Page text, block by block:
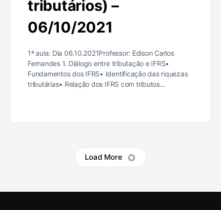
tributários) –
06/10/2021
1ª aula: Dia 06.10.2021Professor: Edison Carlos
Fernandes 1. Diálogo entre tributação e IFRS•
Fundamentos dos IFRS• Identificação das riquezas
tributárias• Relação dos IFRS com tributos…
Load More